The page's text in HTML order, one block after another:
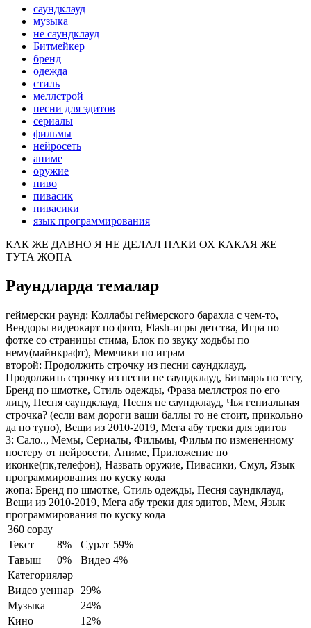
саундклауд
музыка
не саундклауд
Битмейкер
бренд
одежда
стиль
меллстрой
песни для эдитов
сериалы
фильмы
нейросеть
аниме
оружие
пиво
пивасик
пивасики
язык программирования
КАК ЖЕ ДАВНО Я НЕ ДЕЛАЛ ПАКИ ОХ КАКАЯ ЖЕ
ТУТА ЖОПА
Раундларда темалар
геймерски раунд: Коллабы геймерского барахла с чем-то,
Вендоры видеокарт по фото, Flash-игры детства, Игра по
фотке со страницы стима, Блок по звуку ходьбы по
нему(майнкрафт), Мемчики по играм
второй: Продолжить строчку из песни саундклауд,
Продолжить строчку из песни не саундклауд, Битмарь по тегу,
Бренд по шмотке, Стиль одежды, Фраза меллстроя по его
лицу, Песня саундклауд, Песня не саундклауд, Чья гениальная
строчка? (если вам дороги ваши баллы то не стоит, прикольно
да но тупо), Вещи из 2010-2019, Мега абу треки для эдитов
3: Сало.., Мемы, Сериалы, Фильмы, Фильм по измененному
постеру от нейросети, Аниме, Приложение по
иконке(пк,телефон), Назвать оружие, Пивасики, Смул, Язык
программирования по куску кода
жопа: Бренд по шмотке, Стиль одежды, Песня саундклауд,
Вещи из 2010-2019, Мега абу треки для эдитов, Мем, Язык
программирования по куску кода
360 сорау
Текст
8% Сурәт 59%
Тавыш
0% Видео 4%
Категорияләр
Видео уеннар
29%
Музыка
24%
Кино
12%